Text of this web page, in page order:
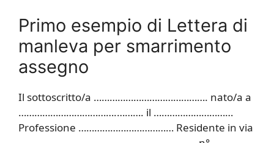
Primo esempio di Lettera di
manleva per smarrimento
assegno
Il sottoscritto/a ……………………………………. nato/a a
……………………………….………. il …………………………
Professione ……………………………… Residente in via